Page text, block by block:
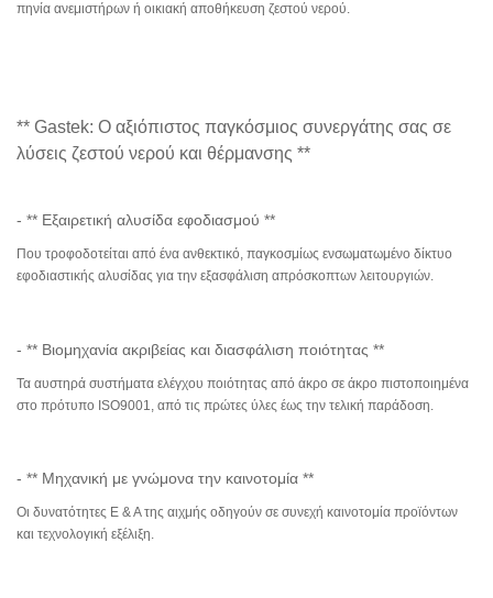
πηνία ανεμιστήρων ή οικιακή αποθήκευση ζεστού νερού.
** Gastek: Ο αξιόπιστος παγκόσμιος συνεργάτης σας σε
λύσεις ζεστού νερού και θέρμανσης **
- ** Εξαιρετική αλυσίδα εφοδιασμού **
Που τροφοδοτείται από ένα ανθεκτικό, παγκοσμίως ενσωματωμένο δίκτυο
εφοδιαστικής αλυσίδας για την εξασφάλιση απρόσκοπτων λειτουργιών.
- ** Βιομηχανία ακριβείας και διασφάλιση ποιότητας **
Τα αυστηρά συστήματα ελέγχου ποιότητας από άκρο σε άκρο πιστοποιημένα
στο πρότυπο ISO9001, από τις πρώτες ύλες έως την τελική παράδοση.
- ** Μηχανική με γνώμονα την καινοτομία **
Οι δυνατότητες Ε & Α της αιχμής οδηγούν σε συνεχή καινοτομία προϊόντων
και τεχνολογική εξέλιξη.